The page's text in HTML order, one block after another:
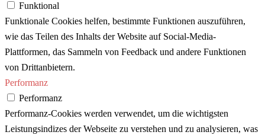
Funktional
Funktionale Cookies helfen, bestimmte Funktionen auszuführen,
wie das Teilen des Inhalts der Website auf Social-Media-
Plattformen, das Sammeln von Feedback und andere Funktionen
von Drittanbietern.
Performanz
Performanz
Performanz-Cookies werden verwendet, um die wichtigsten
Leistungsindizes der Webseite zu verstehen und zu analysieren, was